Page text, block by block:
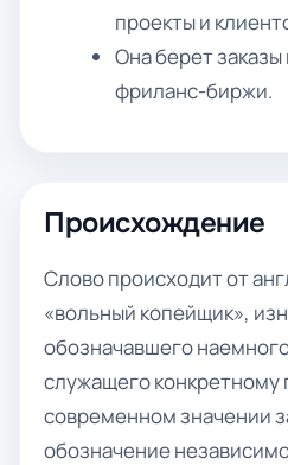
проекты и
Она берет
фриланс-биржи.
Происхождение
Слово происходит от
«вольный копейщик»,
обозначавшего
служащего конкретному
современном значении
обозначение